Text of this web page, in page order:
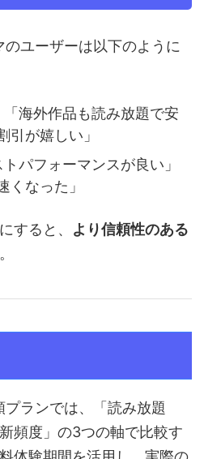
ユーザーは以下のように
海外作品も読み放題で安
引が嬉しい」
パフォーマンスが良い」
くなった」
すると、 より信頼性のある
ランでは、「読み放題
頻度」の3つの軸で比較す